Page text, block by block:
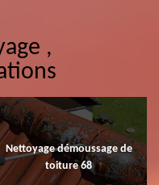
,
Nettoyage démoussage de
toiture 68